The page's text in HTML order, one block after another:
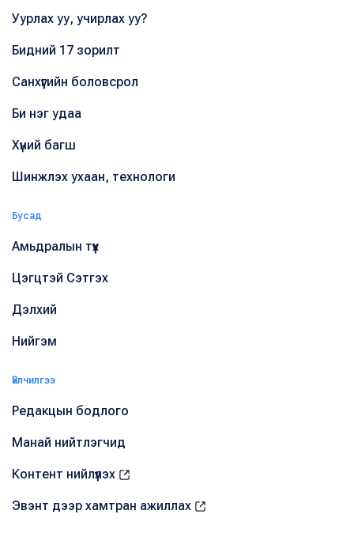
Уурлах уу, учирлах уу?
Бидний 17 зорилт
Санхүүгийн боловсрол
Би нэг удаа
Хүний багш
Шинжлэх ухаан, технологи
Бусад
Амьдралын түүх
Цэгцтэй Сэтгэх
Дэлхий
Нийгэм
Үйлчилгээ
Редакцын бодлого
Манай нийтлэгчид
Контент нийлүүлэх
Эвэнт дээр хамтран ажиллах